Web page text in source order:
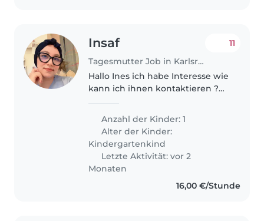
Insaf
Tagesmutter Job in Karlsruhe
11
Hallo Ines ich habe Interesse wie
kann ich ihnen kontaktieren ?
Anzahl der Kinder: 1
Alter der Kinder:
Kindergartenkind
Letzte Aktivität: vor 2
Monaten
16,00 €/Stunde